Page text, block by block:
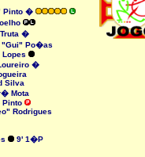
Pinto �
�
"Gui" Po�as
Lopes
�
Silva
Mota
Pinto
Rodrigues
9' 1�P